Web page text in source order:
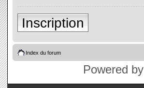
Inscription
Index du forum
Powered by